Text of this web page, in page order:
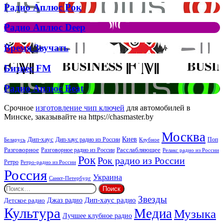
трек
Джона
та
Брітні
Спірс
Радио
Аплюс
Рок
Радио Аплюс Рок
Радио
Аплюс
Deep
Радио Аплюс Deep
Время
Звучать
Время Звучать
Бизнес
Бизнес FM
Радио
Аплюс
Beat
Радио Аплюс Beat
Срочное изготовление чип ключей для автомобилей в
Минске, заказывайте на https://chasmaster.by
Беларусь Дип-хаус Дип-хаус радио из России Киев Клубное Москва Поп
Разговорное Разговорное радио из России Расслабляющее Релакс радио из России
Ретро Ретро-радио из России РокРок радио из России
Россия Санкт-Петербург Украина
Найти:
Детское радио Джаз радио Дип-хаус радио Звезды
Культура Лучшее клубное радио МедиаМузыка